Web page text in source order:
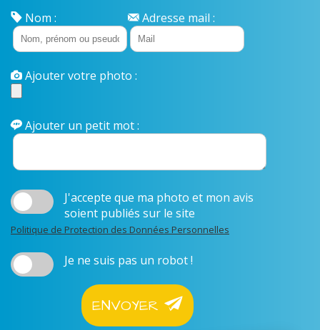
Nom : Adresse mail :
Ajouter votre photo :
Ajouter un petit mot :
J'accepte que ma photo et mon avis
soient publiés sur le site
Politique de Protection des Données Personnelles
Je ne suis pas un robot !
ENVOYER